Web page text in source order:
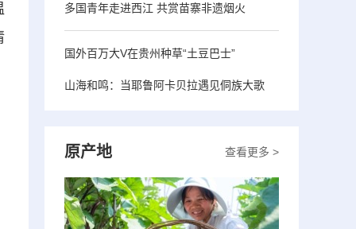
多国青年走进西江 共赏苗寨非遗烟火
国外百万大V在贵州种草“土豆巴士”
山海和鸣：当耶鲁阿卡贝拉遇见侗族大歌
查看更多 >
原产地